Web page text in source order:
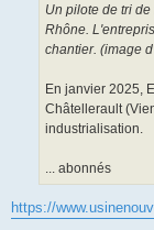
Un pilote de tri
Rhône.
chantier. (image
En janvier 2025,
Châtellerault
industrialisation.
... abonnés
https://